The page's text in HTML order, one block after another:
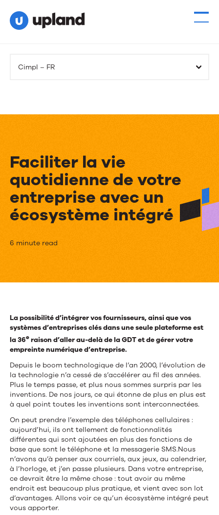
Cimpl – FR
Faciliter la vie
quotidienne de votre
entreprise avec un
écosystème intégré
Faciliter
la
vie
de
votre
entreprise
avec
un
écosystème
intégré
6 minute read
La possibilité d’intégrer vos fournisseurs, ainsi que vos
systèmes d’entreprises clés dans une seule plateforme est
la 36eraison d’aller au-delà de la GDT et de gérer votre
empreinte numérique d’entreprise.
Depuis le boom technologique de l’an 2000, l’évolution de
la technologie n’a cessé de s’accélérer au fil des années.
Plus le temps passe, et plus nous sommes surpris par les
inventions. De nos jours, ce qui étonne de plus en plus est
à quel point toutes les inventions sont interconnectées.
On peut prendre l’exemple des téléphones cellulaires :
aujourd’hui, ils ont tellement de fonctionnalités
différentes qui sont ajoutées en plus des fonctions de
base que sont le téléphone et la messagerie SMS.Nous
n’avons qu’à penser aux courriels, aux jeux, au calendrier,
à l’horloge, et j’en passe plusieurs. Dans votre entreprise,
ce devrait être la même chose : tout avoir au même
endroit est beaucoup plus pratique, et vient avec son lot
d’avantages. Allons voir ce qu’un écosystème intégré peut
vous apporter.